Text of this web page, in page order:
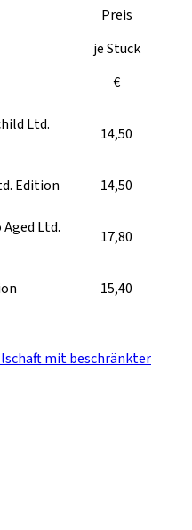
Preis
je Stück
€
Ltd.
14,50
Edition 14,50
Ltd.
17,80
15,40
mit beschränkter